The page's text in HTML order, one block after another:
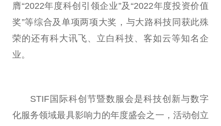
膺“2022年度科创引领企业”及“2022年度投资价值
奖”等综合及单项两项大奖，与大路科技同获此殊
荣的还有科大讯飞、立白科技、客如云等知名企
业。
STIF国际科创节暨数服会是科技创新与数字
化服务领域最具影响力的年度盛会之一，活动创立